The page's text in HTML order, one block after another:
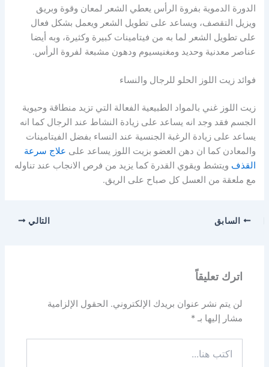
الدورة الدموية بفروة الرأس يعطي الشعر لمعان وقوة وبريق
ويزيل التقصف، ويساعد على تطويل الشعر ويعمل بشكل فعال
على تطويل الشعر لما به من فيتامينات كبيرة وكثيرة، وبه أيضا
عناصر معدنية وحديد ومغنيسيوم ودهون مشبعة لفروة الرأس.
فوائد زيت اللوز الحلو للرجال والنساء
زيت اللوز غني بالمواد الطبيعية الفعالة التي تزيد منطاقة وحيوية
الجسم فقد وجد انه يساعد على زيادة النشاط عند الرجال كما انه
يساعد على زيادة الرغبة الجنسية عند النساء بفضل الفيتامينات
والمعادن كما ان دهن العضو بزيت اللوز يساعد على علاج سرعة
القذف ويتشط ويقوي القدرة كما يزيد من فرص الانجاب عند تناوله
مع ملعقة من العسل كل صباح على الريق.
السابق التالي
اترك تعليقاً
لن يتم نشر عنوان بريدك الإلكتروني. الحقول الإلزامية
مشار إليها بـ*
هنا...